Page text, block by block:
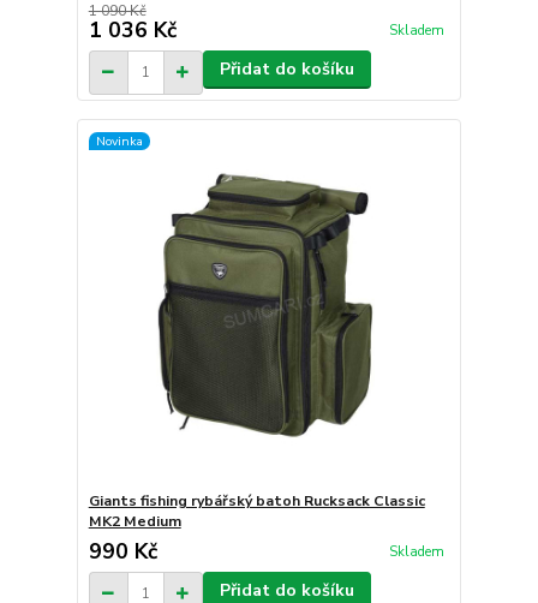
1 090 Kč
1 036 Kč Skladem
Přidat do košíku
Novinka
Giants fishing rybářský batoh Rucksack Classic
MK2 Medium
990 Kč Skladem
Přidat do košíku